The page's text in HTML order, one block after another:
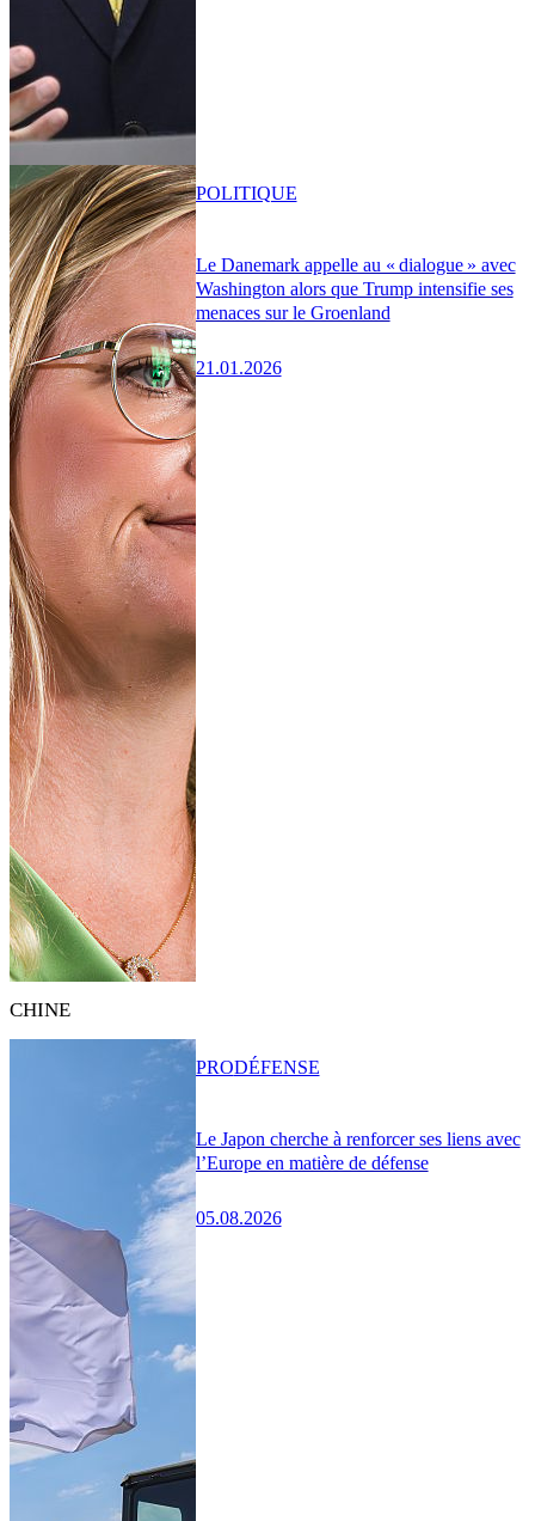
Le Danemark appelle au « dialogue » avec
Washington alors que Trump intensifie ses
menaces sur le Groenland
21.01.2026
POLITIQUE
CHINE
Le Japon cherche à renforcer ses liens avec
l’Europe en matière de défense
05.08.2026
PRODÉFENSE